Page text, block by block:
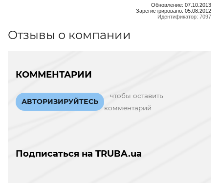
Обновление: 07.10.2013
Зарегистрировано: 05.08.2012
Идентификатор: 7097
Отзывы о компании
КОММЕНТАРИИ
АВТОРИЗИРУЙТЕСЬ
чтобы оставить
комментарий
Подписаться на TRUBA.ua